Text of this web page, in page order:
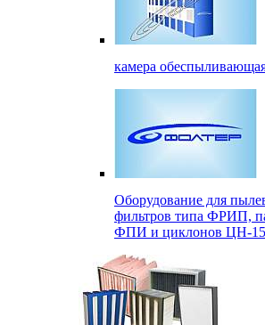
камера
Оборудование для
фильтров типа ФРИП,
ФПИ и циклонов ЦН-